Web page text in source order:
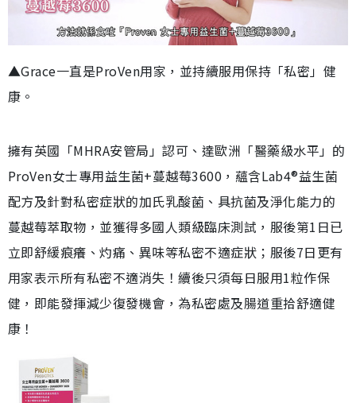
▲Grace一直是ProVen用家，並持續服用保持「私密」健
康。
擁有英國「MHRA安管局」認可、達歐洲「醫藥級水平」的
ProVen女士專用益生菌+蔓越莓3600，蘊含Lab4®益生菌
配方及針對私密症狀的加氏乳酸菌、具抗菌及淨化能力的
蔓越莓萃取物，並獲得多國人類級臨床測試，服後第1日已
立即舒緩痕癢、灼痛、異味等私密不適症狀；服後7日更有
用家表示所有私密不適消失！續後只須每日服用1粒作保
健，即能發揮減少復發機會，為私密處及腸道重拾舒適健
康！